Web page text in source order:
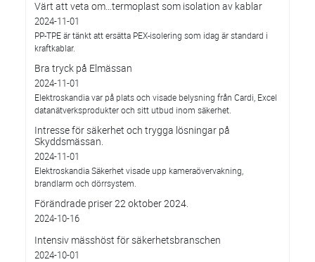
Värt att veta om…termoplast som isolation av kablar
2024-11-01
PP-TPE är tänkt att ersätta PEX-isolering som idag är standard i
kraftkablar.
Bra tryck på Elmässan
2024-11-01
Elektroskandia var på plats och visade belysning från Cardi, Excel
datanätverksprodukter och sitt utbud inom säkerhet.
Intresse för säkerhet och trygga lösningar på
Skyddsmässan.
2024-11-01
Elektroskandia Säkerhet visade upp kameraövervakning,
brandlarm och dörrsystem.
Förändrade priser 22 oktober 2024.
2024-10-16
Intensiv mässhöst för säkerhetsbranschen
2024-10-01